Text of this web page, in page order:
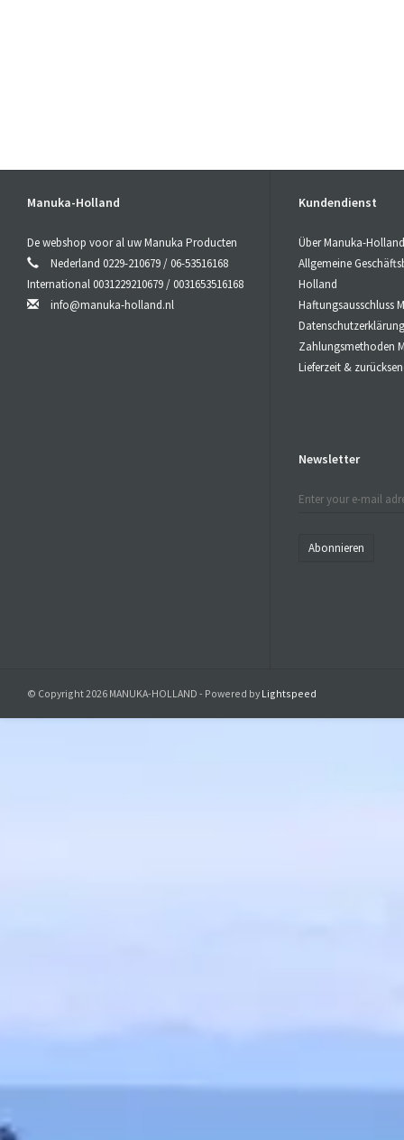
Manuka-Holland
De webshop voor al uw Manuka Producten
Nederland 0229-210679 / 06-53516168
International 0031229210679 / 0031653516168
info@manuka-holland.nl
Kundendienst
Über Manuka-Holland
Allgemeine
Holland
Haftungsausschluss
Zahlungsmethoden
Lieferzeit &
Newsletter
Abonnieren
© Copyright 2026 MANUKA-HOLLAND - Powered by Lightspeed